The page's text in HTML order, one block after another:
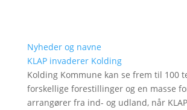
Nyheder og navne
KLAP invaderer Kolding
Kolding Kommune kan se frem til 100
forskellige forestillinger og en masse
arrangører fra ind- og udland, når